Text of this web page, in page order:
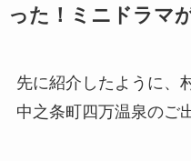
った！ミニドラマ
先に紹介したように、
中之条町四万温泉のご